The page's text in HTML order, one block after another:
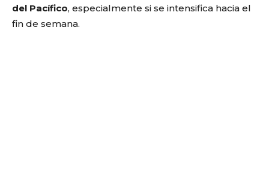
del Pacífico, especialmente si se intensifica hacia el
fin de semana.